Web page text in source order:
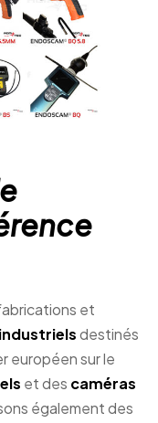
et
destinés
européen sur le
et des caméras
également des